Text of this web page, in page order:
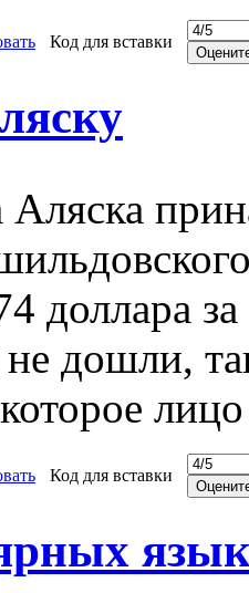
Код для вставки
доллара
дошли,
Код для вставки